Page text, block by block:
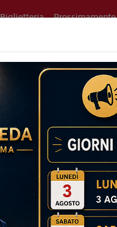
Prossimamente
min